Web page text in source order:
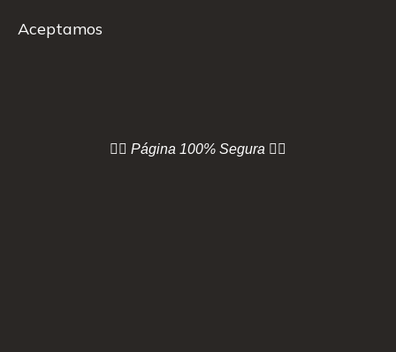
Aceptamos
👇🏻 Página 100% Segura 👇🏻